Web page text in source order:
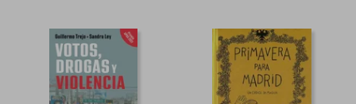
55%
dcto. S/ 76,53
40%
dcto.